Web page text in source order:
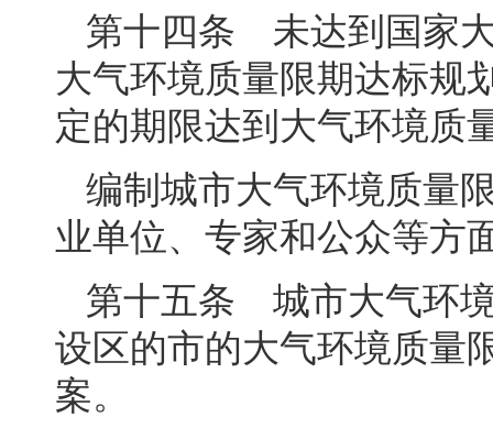
第十四条 未达到国家
大气环境质量限期达标规
定的期限达到大气环境质
编制城市大气环境质量
业单位、专家和公众等方
第十五条 城市大气环
设区的市的大气环境质量
案。